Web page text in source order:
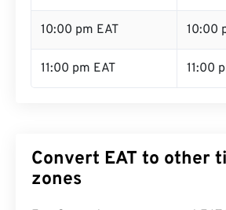
10:00 pm EAT 10:00
11:00 pm EAT 11:00
Convert EAT to other
zones